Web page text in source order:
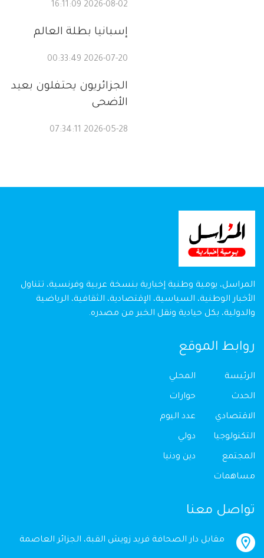
2026-08-02 16:11:09
إسبانيا بطلة العالم
2026-07-20 00:33:49
الجزائريون يحتفلون بعيد
الأضحى
2026-05-28 07:34:11
المراسل، يومية وطنية إخبارية بنسخة عربية وفرنسية، تتناول
الأخبار الوطنية، السياسية، الإقتصادية، الثقافية، الرياضية
والدولية، بكل حيادية ونقل الخبر من مصدره.
روابط الموقع
الرئيسة
الحدث
الاقتصادي
التكنولوجيا
المجتمع
مساهمات
المحلي
حوارات
عدد اليوم
دولي
دين ودنيا
تواصل معنا
مقابل دار الصحافة فريد زويش القبة، الجزائر العاصمة